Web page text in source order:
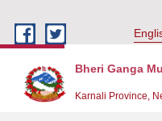
Bheri Ganga
Karnali Province,